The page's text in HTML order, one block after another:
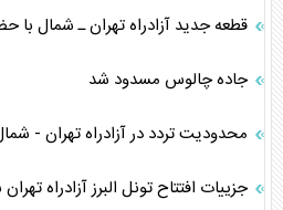
قطعه جدید آزادراه تهران ـ شمال با
جاده چالوس مسدود شد
محدودیت تردد در آزادراه تهران -
جزییات افتتاح تونل البرز آزادراه